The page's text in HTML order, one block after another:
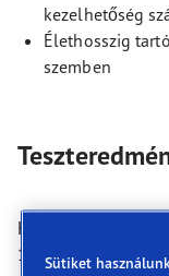
kezelhetőség
Élethosszig
szemben
Hajtóerőnk az
1898 óta kitűnünk
Sütiket